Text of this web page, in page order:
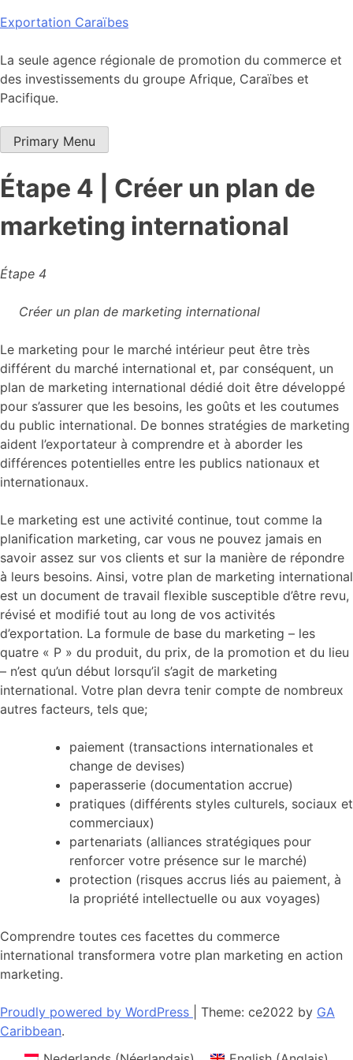
Skip
content
Exportation Caraïbes
La seule agence régionale de promotion du commerce et
des investissements du groupe Afrique, Caraïbes et
Pacifique.
Primary Menu
Étape 4 | Créer un plan de
marketing international
Étape 4
Créer un plan de marketing international
Le marketing pour le marché intérieur peut être très
différent du marché international et, par conséquent, un
plan de marketing international dédié doit être développé
pour s’assurer que les besoins, les goûts et les coutumes
du public international. De bonnes stratégies de marketing
aident l’exportateur à comprendre et à aborder les
différences potentielles entre les publics nationaux et
internationaux.
Le marketing est une activité continue, tout comme la
planification marketing, car vous ne pouvez jamais en
savoir assez sur vos clients et sur la manière de répondre
à leurs besoins. Ainsi, votre plan de marketing international
est un document de travail flexible susceptible d’être revu,
révisé et modifié tout au long de vos activités
d’exportation. La formule de base du marketing – les
quatre « P » du produit, du prix, de la promotion et du lieu
– n’est qu’un début lorsqu’il s’agit de marketing
international. Votre plan devra tenir compte de nombreux
autres facteurs, tels que;
paiement (transactions internationales et
change de devises)
paperasserie (documentation accrue)
pratiques (différents styles culturels, sociaux et
commerciaux)
partenariats (alliances stratégiques pour
renforcer votre présence sur le marché)
protection (risques accrus liés au paiement, à
la propriété intellectuelle ou aux voyages)
Comprendre toutes ces facettes du commerce
international transformera votre plan marketing en action
marketing.
Proudly powered by WordPress Theme: ce2022 by GA
Caribbean.